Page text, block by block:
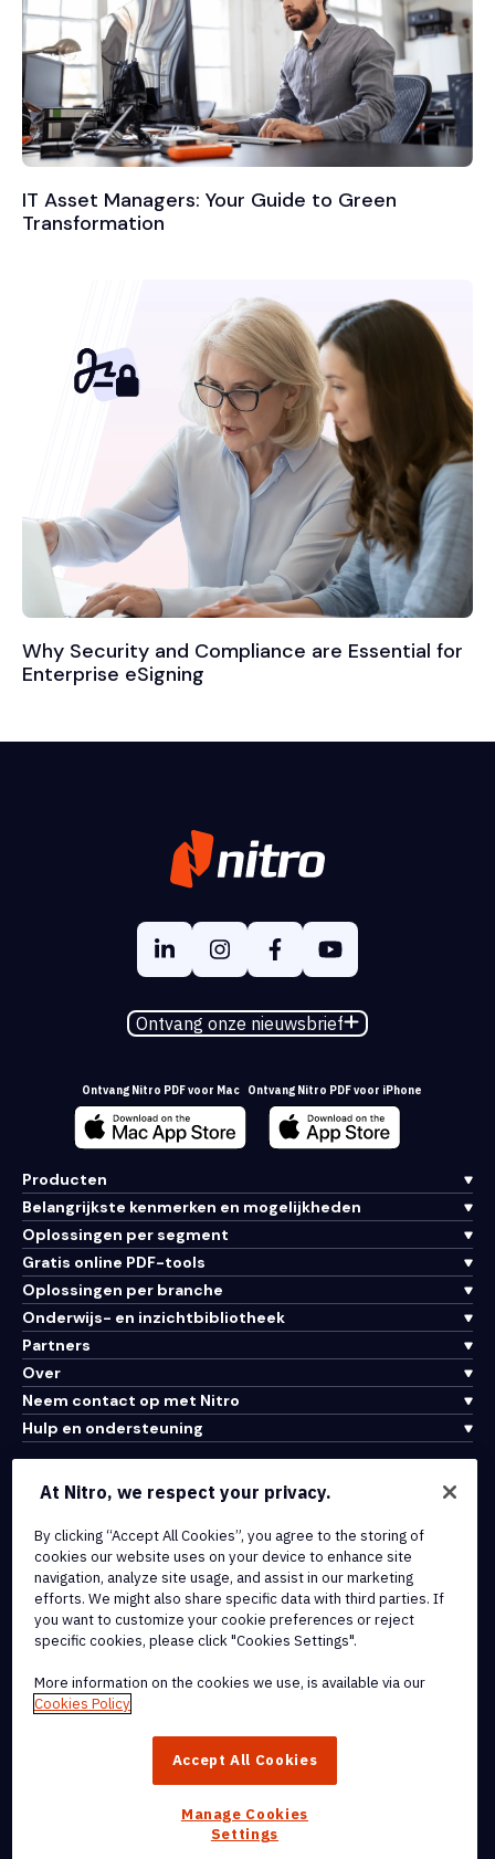
IT Asset Managers: Your Guide to Green
Transformation
Why Security and Compliance are Essential for
Enterprise eSigning
Ontvang onze nieuwsbrief
Ontvang Nitro PDF voor Mac Ontvang Nitro PDF voor iPhone
Producten
Belangrijkste kenmerken en mogelijkheden
Oplossingen per segment
Gratis online PDF-tools
Oplossingen per branche
Onderwijs- en inzichtbibliotheek
Partners
Over
Neem contact op met Nitro
Hulp en ondersteuning
Integraties en API-connectiviteit
Cookiebeleid
Copyrightbeleid
Alle voorwaarden en beleidsmaatregelen
© 2026 Nitro Software, Inc. Inc. Alle rechten voorbehouden.
Nitro, het Nitro-logo, Nitro Productivity Platform, Nitro PDF Pro, Nitro
dochterondernemingen in de Verenigde Staten en/of andere
At Nitro, we respect your privacy.
By clicking “Accept All Cookies”, you agree to the storing of
cookies our website uses on your device to enhance site
navigation, analyze site usage, and assist in our marketing
efforts. We might also share specific data with third parties. If
you want to customize your cookie preferences or reject
specific cookies, please click "Cookies Settings".
More information on the cookies we use, is available via our
Cookies Policy
Accept All Cookies
Manage Cookies
Settings